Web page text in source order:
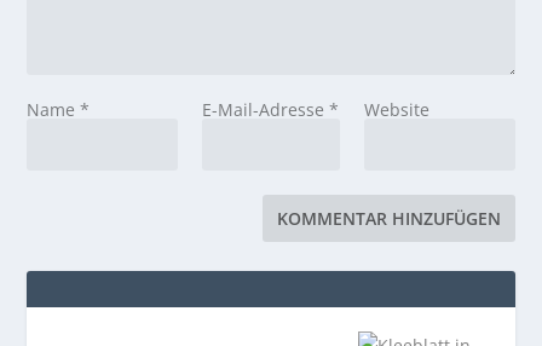
Name* E-Mail-Adresse * Website